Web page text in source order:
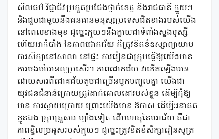
សីលធម៌ វិជ្ជាជិវ:ប្រកួតប្រជែងថ្នាក់ខេត្ត និងរាជធានី ក្មួយៗ
និងជួបជាមួយនឹងធនធានមនុស្សប្រទេសជិតខាងរបស់យើង
នៅពេលខាងមុខ ដូច្នេះក្មួយៗនឹងក្លាយជាទំពាំងស្នងឬស្សី
ហើយអាកំបាំង នៃភាពជោគជ័យ គឺត្រូវខិតខំឧស្សាព្យាយាម
ការសិក្សានៅសាលា នៅផ្ទះ ការរៀនជាក្រុមធ្វើឱ្យយើងមាន
ការចងចាំបានល្អប្រសើរ។ ភាពជោគជ័យ វាកើតឡើងបាន
ដោយសារពីជោគជ័យតូចជាច្រើនបូកបញ្ចូលគ្នា យើងជា
យុវជនជំនាន់ក្រោយត្រូវដាក់គោលដៅរបស់ខ្លួន ដើម្បីកុំឱ្យ
មាន ការស្តាយក្រោយ ព្រោះយើងមាន ឱកាស ដើម្បីអនាគត
ខ្លួនឯង ក្រុមគ្រួសារ ម្យ៉ាងទៀត ដើមហេតុនៃបរាជ័យ គឺជា
ភាពខ្ចិលច្រអូសរបស់ក្មួយៗ ដូច្នេះត្រូវខិតខំសិក្សារៀនសូត្រ